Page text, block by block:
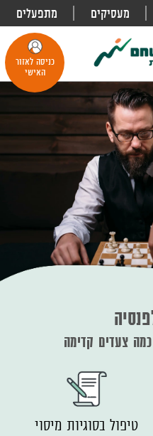
מעסיקים מתפעלים
כניסה לאזור
האישי
צעדים קדימה
טיפול בסוגיות מיסוי